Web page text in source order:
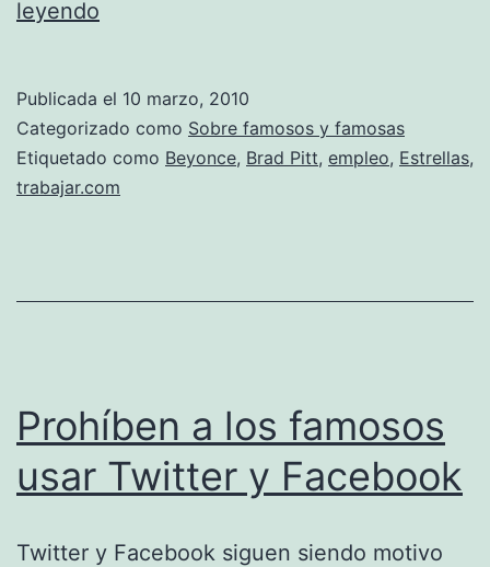
leyendo
presentamos
los
antiguos
los
Publicada el 10 marzo, 2010
Categorizado como Sobre famosos y famosas
Etiquetado como Beyonce, Brad Pitt, empleo, Estrellas,
trabajar.com
Prohíben a los famosos
usar Twitter y Facebook
Twitter y Facebook siguen siendo motivo